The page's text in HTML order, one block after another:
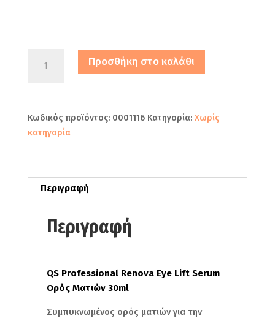
Professional
Lift
Serum
ποσότητα
Προσθήκη στο καλάθι
Κωδικός προϊόντος: 0001116 Κατηγορία: Χωρίς
κατηγορία
Περιγραφή
Περιγραφή
QS Professional Renova Eye Lift Serum
Ορός Ματιών 30ml
Συμπυκνωμένος ορός ματιών για την